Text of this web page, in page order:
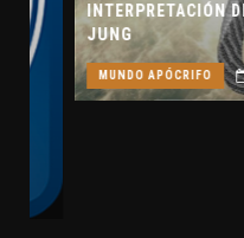
INTERPRETACIÓN DE
JUNG
MUNDO APÓCRIFO 8